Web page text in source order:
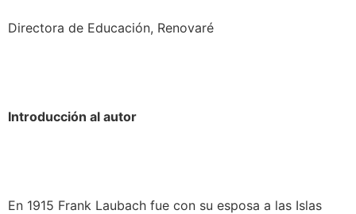
Directora de Educación, Renovaré
Introducción al autor
En 1915 Frank Laubach fue con su esposa a las Islas